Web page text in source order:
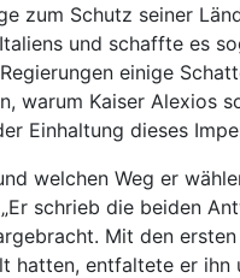
zum Schutz seiner
und schaffte es
einige
warum Kaiser Alexios
Einhaltung dieses
welchen Weg er
schrieb die beiden
Mit den
hatten, entfaltete er